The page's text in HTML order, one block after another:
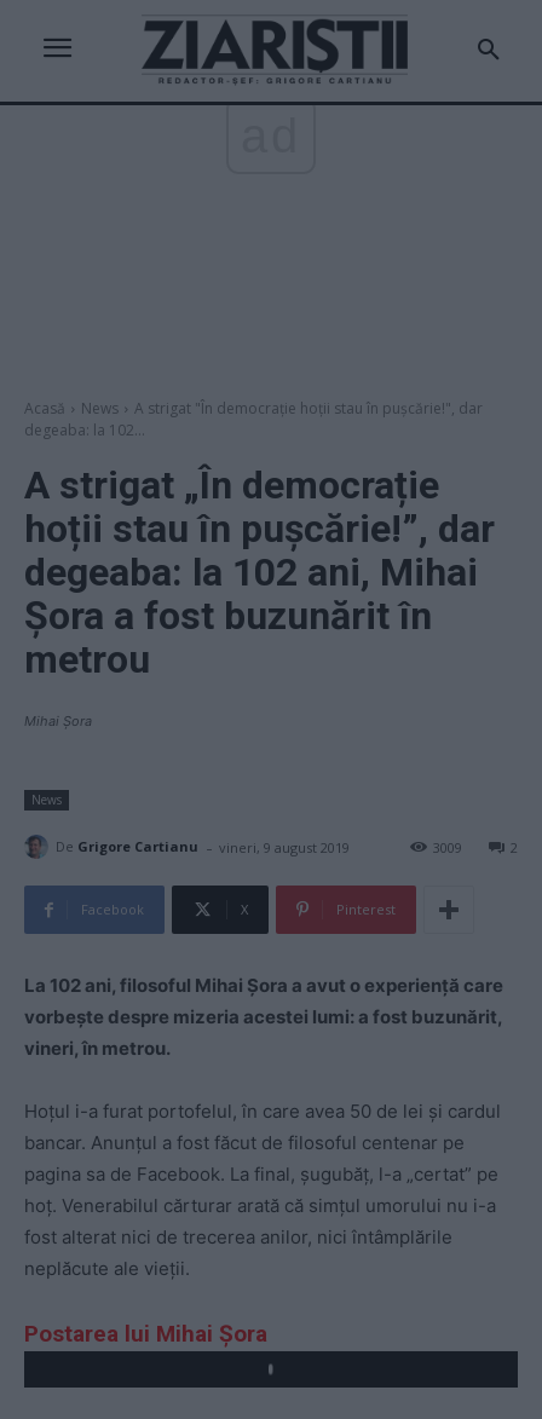
Acasă News
A strigat "În democrație hoții stau în pușcărie!", dar
degeaba: la 102...
A strigat „În democrație
hoții stau în pușcărie!”, dar
degeaba: la 102 ani, Mihai
Șora a fost buzunărit în
metrou
Mihai Șora
News
De Grigore Cartianu - vineri, 9 august 2019 2
3009
Facebook X Pinterest
La 102 ani, filosoful Mihai Șora a avut o experiență care
vorbește despre mizeria acestei lumi: a fost buzunărit,
vineri, în metrou.
Hoțul i-a furat portofelul, în care avea 50 de lei și cardul
bancar. Anunțul a fost făcut de filosoful centenar pe
pagina sa de Facebook. La final, șugubăț, l-a „certat” pe
hoț. Venerabilul cărturar arată că simțul umorului nu i-a
fost alterat nici de trecerea anilor, nici întâmplările
neplăcute ale vieții.
Postarea lui Mihai Șora
Play